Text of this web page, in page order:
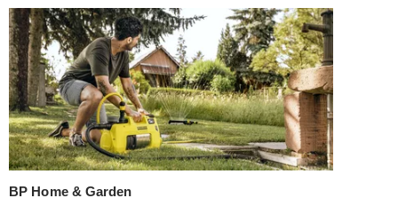
BP Home & Garden